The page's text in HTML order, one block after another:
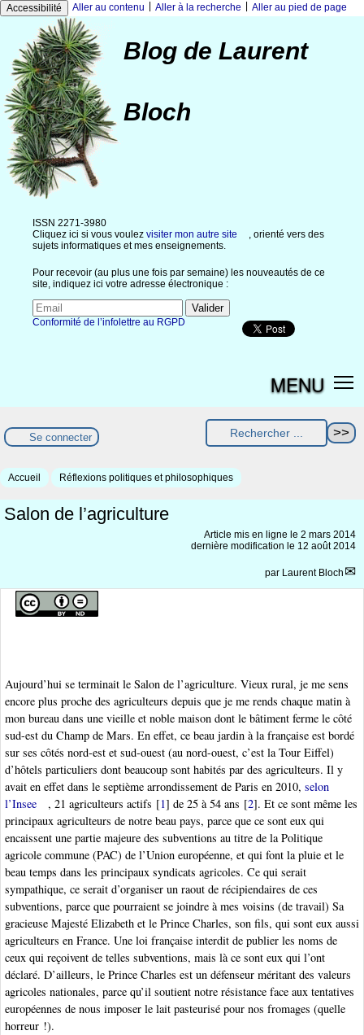
Accessibilité Aller au contenu Aller à la recherche Aller au pied de page
Blog de Laurent
Bloch
ISSN 2271-3980
Cliquez ici si vous voulez visiter mon autre site
, orienté vers des
sujets informatiques et mes enseignements.
Pour recevoir (au plus une fois par semaine) les nouveautés de ce
site, indiquez ici votre adresse électronique :
Conformité de l’infolettre au RGPD
MENU
Se connecter
Accueil Réflexions politiques et philosophiques
Salon de l’agriculture
Article mis en ligne le 2 mars 2014
dernière modification le 12 août 2014
par Laurent Bloch
Aujourd’hui se terminait le Salon de l’agriculture. Vieux rural, je me sens
encore plus proche des agriculteurs depuis que je me rends chaque matin à
mon bureau dans une vieille et noble maison dont le bâtiment ferme le côté
sud-est du Champ de Mars. En effet, ce beau jardin à la française est bordé
sur ses côtés nord-est et sud-ouest (au nord-ouest, c’est la Tour Eiffel)
d’hôtels particuliers dont beaucoup sont habités par des agriculteurs. Il y
avait en effet dans le septième arrondissement de Paris en 2010, selon
l’Insee
, 21 agriculteurs actifs [1] de 25 à 54 ans [2]. Et ce sont même les
principaux agriculteurs de notre beau pays, parce que ce sont eux qui
encaissent une partie majeure des subventions au titre de la Politique
agricole commune (PAC) de l’Union européenne, et qui font la pluie et le
beau temps dans les principaux syndicats agricoles. Ce qui serait
sympathique, ce serait d’organiser un raout de récipiendaires de ces
subventions, parce que pourraient se joindre à mes voisins (de travail) Sa
gracieuse Majesté Elizabeth et le Prince Charles, son fils, qui sont eux aussi
agriculteurs en France. Une loi française interdit de publier les noms de
ceux qui reçoivent de telles subventions, mais là ce sont eux qui l’ont
déclaré. D’ailleurs, le Prince Charles est un défenseur méritant des valeurs
agricoles nationales, parce qu’il soutient notre résistance face aux tentatives
européennes de nous imposer le lait pasteurisé pour nos fromages (quelle
horreur !).